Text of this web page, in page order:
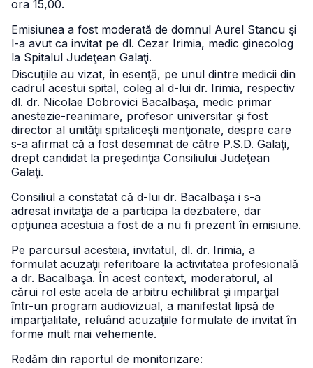
ora 15,00.
Emisiunea a fost moderată de domnul Aurel Stancu şi
l-a avut ca invitat pe dl. Cezar Irimia, medic ginecolog
la Spitalul Judeţean Galaţi.
Discuţiile au vizat, în esenţă, pe unul dintre medicii din
cadrul acestui spital, coleg al d-lui dr. Irimia, respectiv
dl. dr. Nicolae Dobrovici Bacalbaşa, medic primar
anestezie-reanimare, profesor universitar şi fost
director al unităţii spitaliceşti menţionate, despre care
s-a afirmat că a fost desemnat de către P.S.D. Galaţi,
drept candidat la preşedinţia Consiliului Judeţean
Galaţi.
Consiliul a constatat că d-lui dr. Bacalbaşa i s-a
adresat invitaţia de a participa la dezbatere, dar
opţiunea acestuia a fost de a nu fi prezent în emisiune.
Pe parcursul acesteia, invitatul, dl. dr. Irimia, a
formulat acuzaţii referitoare la activitatea profesională
a dr. Bacalbaşa. În acest context, moderatorul, al
cărui rol este acela de arbitru echilibrat şi imparţial
într-un program audiovizual, a manifestat lipsă de
imparţialitate, reluând acuzaţiile formulate de invitat în
forme mult mai vehemente.
Redăm din raportul de monitorizare: